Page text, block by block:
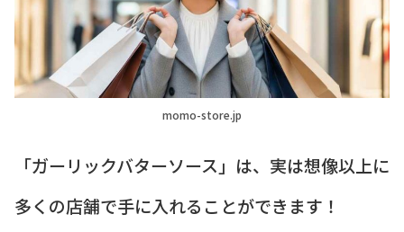
momo-store.jp
「ガーリックバターソース」は、実は想像以上に
多くの店舗で手に入れることができます！